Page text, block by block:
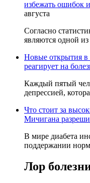
избежать ошибок
августа
Согласно
являются одной
Новые открытия в
реагирует на
Каждый пятый
депрессией,
Что стоит за
Мичигана
В мире диабета
поддержании
Лор